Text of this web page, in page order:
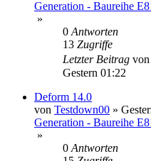
Generation - Baureihe
»
0 Antworten
13 Zugriffe
Letzter Beitrag von
Gestern 01:22
Deform 14.0
von Testdown00 »
Generation - Baureihe
»
0 Antworten